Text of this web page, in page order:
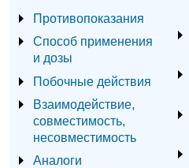
Противопоказания
Способ применения
и дозы
Побочные действия
Взаимодействие,
совместимость,
несовместимость
Аналоги